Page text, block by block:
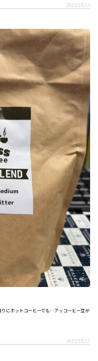
2025/05/17
にホットコーヒーでも…アッコーヒー豆が
2025/05/17